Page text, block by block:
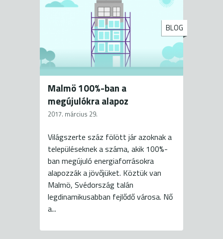
BLOG
Malmö 100%-ban a
megújulókra alapoz
2017. március 29.
Világszerte száz fölött jár azoknak a
településeknek a száma, akik 100%-
ban megújuló energiaforrásokra
alapozzák a jövőjüket. Köztük van
Malmö, Svédország talán
legdinamikusabban fejlődő városa. Nő
a...